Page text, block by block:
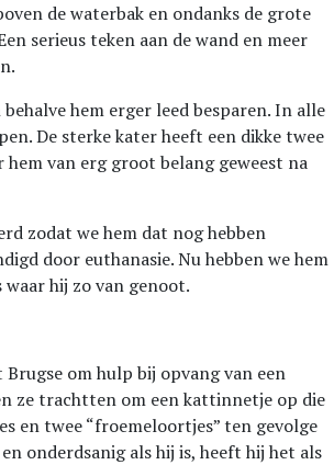
de waterbak en ondanks de grote
serieus teken aan de wand en meer
hem erger leed besparen. In alle
De sterke kater heeft een dikke twee
van erg groot belang geweest na
zodat we hem dat nog hebben
door euthanasie. Nu hebben we hem
hij zo van genoot.
om hulp bij opvang van een
ze trachtten om een kattinnetje op die
en twee “froemeloortjes” ten gevolge
onderdsanig als hij is, heeft hij het als